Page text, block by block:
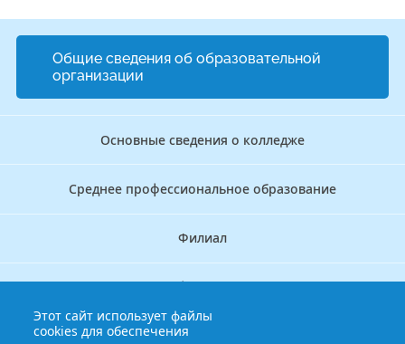
Общие сведения об образовательной
организации
Основные сведения о колледже
Среднее профессиональное образование
Филиал
Дополнительное профессиональное образование
Аккредитационно — симуляционный центр
Этот сайт использует файлы
cookies для обеспечения